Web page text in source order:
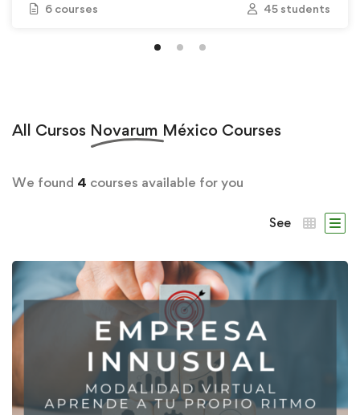
6 courses 45 students
All Cursos Novarum México Courses
We found 4 courses available for you
See